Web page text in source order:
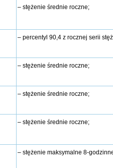
– stężenie średnie roczne;
– percentyl 90,4 z rocznej serii
– stężenie średnie roczne;
– stężenie średnie roczne;
– stężenie średnie roczne;
– stężenie maksymalne 8-